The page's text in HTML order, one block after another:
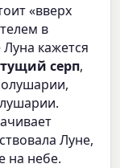
«вверх
в
кажется
серп,
Луне,
на небе.